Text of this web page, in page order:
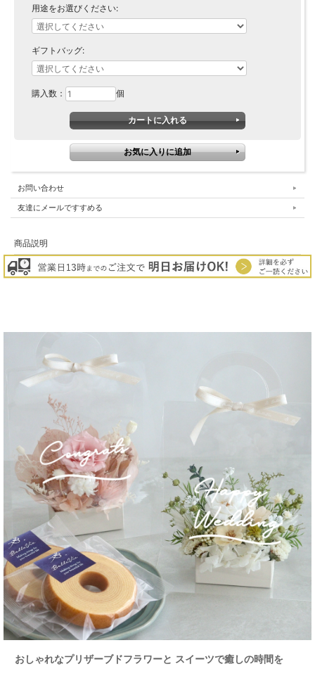
用途をお選びください:
ギフトバッグ:
購入数： 個
お問い合わせ
友達にメールですすめる
商品説明
おしゃれなプリザーブドフラワーと スイーツで癒しの時間を